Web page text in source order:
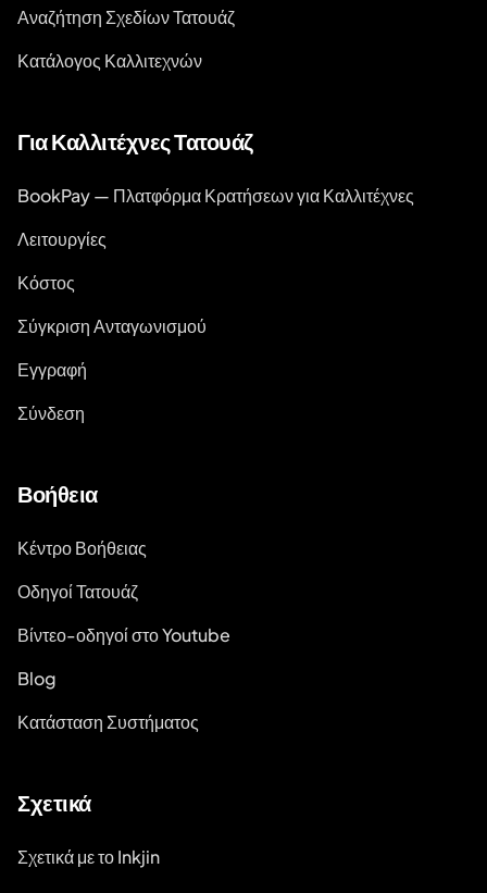
Αναζήτηση Σχεδίων Τατουάζ
Κατάλογος Καλλιτεχνών
Για Καλλιτέχνες Τατουάζ
BookPay — Πλατφόρμα Κρατήσεων για Καλλιτέχνες
Λειτουργίες
Κόστος
Σύγκριση Ανταγωνισμού
Εγγραφή
Σύνδεση
Βοήθεια
Κέντρο Βοήθειας
Οδηγοί Τατουάζ
Βίντεο-οδηγοί στο Youtube
Blog
Κατάσταση Συστήματος
Σχετικά
Σχετικά με το Inkjin